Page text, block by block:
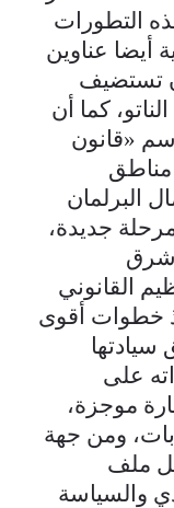
التطورات
أيضا عناوين
تستضيف
كما أن
«قانون
مناطق
البرلمان
مرحلة جديدة،
القانوني
خطوات أقوى
سيادتها
على
موجزة،
ومن جهة
ملف
والسياسة